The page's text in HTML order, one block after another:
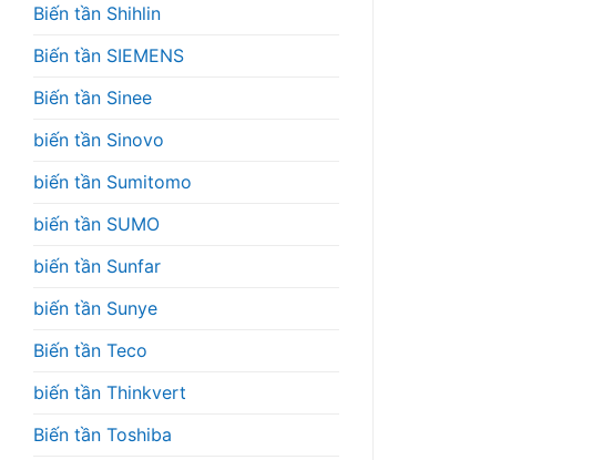
Biến tần Shihlin
Biến tần SIEMENS
Biến tần Sinee
biến tần Sinovo
biến tần Sumitomo
biến tần SUMO
biến tần Sunfar
biến tần Sunye
Biến tần Teco
biến tần Thinkvert
Biến tần Toshiba